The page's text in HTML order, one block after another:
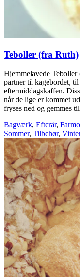
Teboller (fra Ruth)
Hjemmelavede
partner til kagebordet,
eftermiddagskaffen.
når de lige er kommet
fryses ned og gemmes
Bagværk, Efterår,
Sommer, Tilbehør,